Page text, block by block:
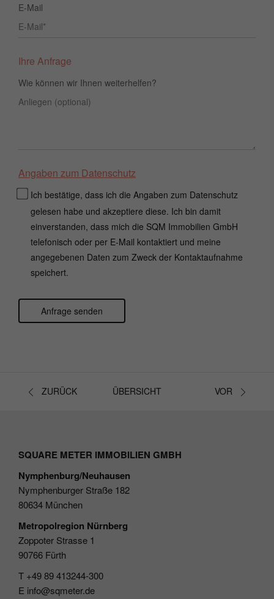
E-Mail
Ihre Anfrage
Wie können wir Ihnen weiterhelfen?
Angaben zum Datenschutz
Ich bestätige, dass ich die Angaben zum Datenschutz
gelesen habe und akzeptiere diese. Ich bin damit
einverstanden, dass mich die SQM Immobilien GmbH
telefonisch oder per E-Mail kontaktiert und meine
angegebenen Daten zum Zweck der Kontaktaufnahme
speichert.
Anfrage senden
ZURÜCK ÜBERSICHT VOR
SQUARE METER IMMOBILIEN GMBH
Nymphenburg/Neuhausen
Nymphenburger Straße 182
80634 München
Metropolregion Nürnberg
Zoppoter Strasse 1
90766 Fürth
T +49 89 413244-300
E info@sqmeter.de